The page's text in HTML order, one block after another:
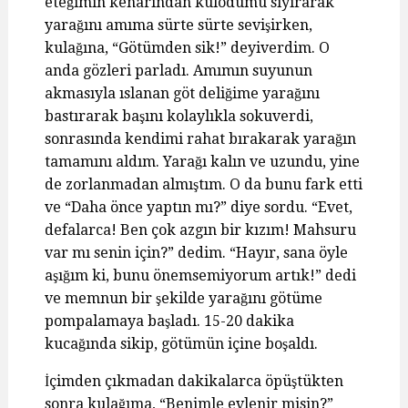
yarağını amıma sürte sürte sevişirken,
kulağına, “Götümden sik!” deyiverdim. O
anda gözleri parladı. Amımın suyunun
akmasıyla ıslanan göt deliğime yarağını
bastırarak başını kolaylıkla sokuverdi,
sonrasında kendimi rahat bırakarak yarağın
tamamını aldım. Yarağı kalın ve uzundu, yine
de zorlanmadan almıştım. O da bunu fark etti
ve “Daha önce yaptın mı?” diye sordu. “Evet,
defalarca! Ben çok azgın bir kızım! Mahsuru
var mı senin için?” dedim. “Hayır, sana öyle
aşığım ki, bunu önemsemiyorum artık!” dedi
ve memnun bir şekilde yarağını götüme
pompalamaya başladı. 15-20 dakika
kucağında sikip, götümün içine boşaldı.
İçimden çıkmadan dakikalarca öpüştükten
sonra kulağıma, “Benimle evlenir misin?”